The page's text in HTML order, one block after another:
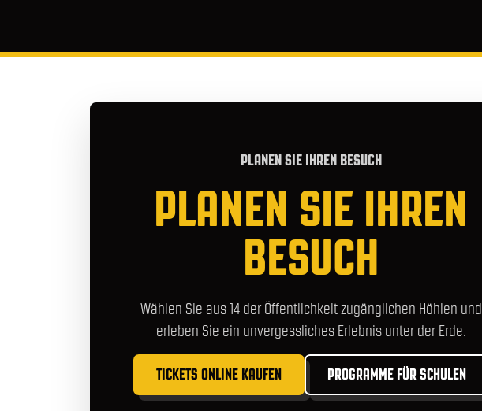
PLANEN SIE IHREN BESUCH
PLANEN SIE IHREN
BESUCH
Wählen Sie aus 14 der Öffentlichkeit zugänglichen Höhlen und
erleben Sie ein unvergessliches Erlebnis unter der Erde.
TICKETS ONLINE KAUFEN PROGRAMME FÜR SCHULEN